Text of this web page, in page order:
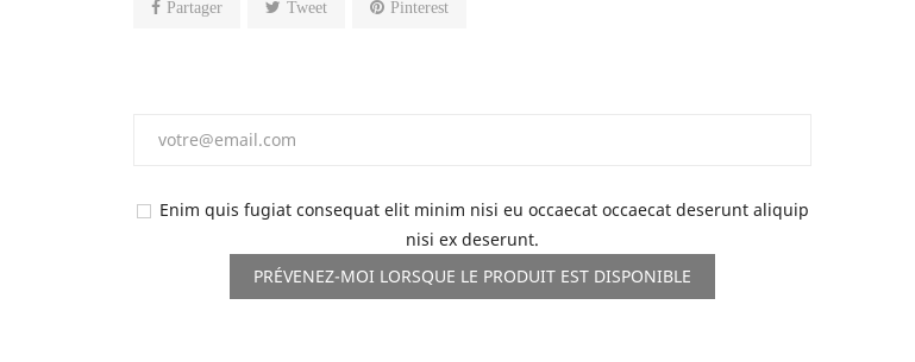
Partager Tweet Pinterest
Enim quis fugiat consequat elit minim nisi eu occaecat occaecat deserunt aliquip
nisi ex deserunt.
PRÉVENEZ-MOI LORSQUE LE PRODUIT EST DISPONIBLE